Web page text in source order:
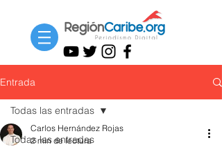
Entrada
Todas las entradas
Todas las entradas
Carlos Hernández Rojas
2 min de lectura